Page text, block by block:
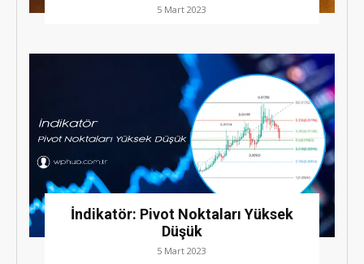
5 Mart 2023
İndikatör: Pivot Noktaları Yüksek
Düşük
5 Mart 2023